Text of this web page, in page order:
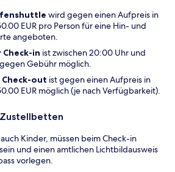
wird gegen einen Aufpreis in
EUR pro Person für eine Hin- und
angeboten.
Check-in ist zwischen 20:00 Uhr und
Gebühr möglich.
out ist gegen einen Aufpreis in
EUR möglich (je nach Verfügbarkeit).
Kinder, müssen beim Check-in
und einen amtlichen Lichtbildausweis
vorlegen.